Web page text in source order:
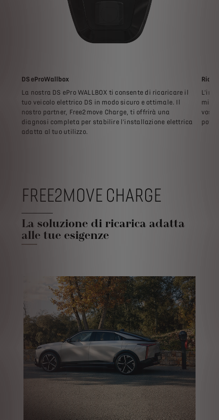
DS eProWallbox
La nostra DS ePro WALLBOX ti consente di ricaricare il
tuo veicolo elettrico DS in modo sicuro e ottimale. Il
nostro partner, Free2move Charge, ti offrirà una
diagnosi completa per stabilire l'installazione elettrica
adatta al tuo utilizzo.
FREE2MOVE CHARGE
La soluzione di ricarica adatta
alle tue esigenze